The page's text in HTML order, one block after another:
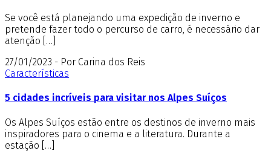
Se você está planejando uma expedição de inverno e
pretende fazer todo o percurso de carro, é necessário dar
atenção […]
27/01/2023 - Por Carina dos Reis
Características
5 cidades incríveis para visitar nos Alpes Suíços
Os Alpes Suíços estão entre os destinos de inverno mais
inspiradores para o cinema e a literatura. Durante a
estação […]